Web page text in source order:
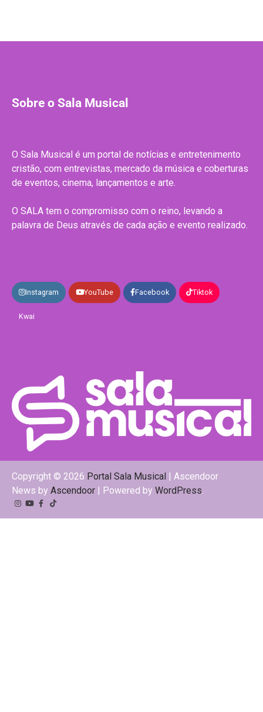
Sobre o Sala Musical
O Sala Musical é um portal de notícias e entretenimento
cristão, com entrevistas, mercado da música e coberturas
de eventos, cinema, lançamentos e arte.
O SALA tem o compromisso com o reino, levando a
palavra de Deus através de cada ação e evento realizado.
Instagram YouTube Facebook Tiktok
Kwai
Copyright © 2026 Portal Sala Musical | Ascendoor
News by Ascendoor | Powered by WordPress
Instagram
YouTube
Facebook
Tiktok